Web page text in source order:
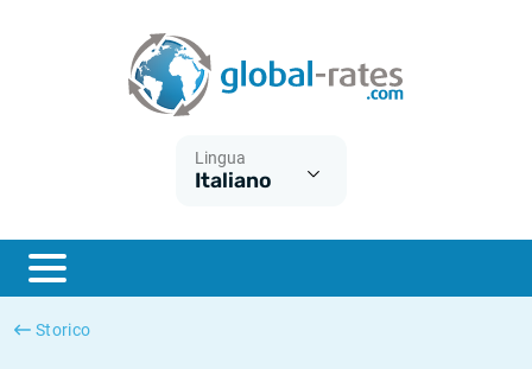
Lingua
Italiano
Storico
ESTER
SONIA
Cos'è l'inflazione CPI?
Cos'è l'inflazione HICP?
Inflazione Italia
Inflazione Stati Uniti
Tassi storici Euribor
Tassi storici di SONIA
Tassi storici di TONAR
Calcolatore dell’inflazione